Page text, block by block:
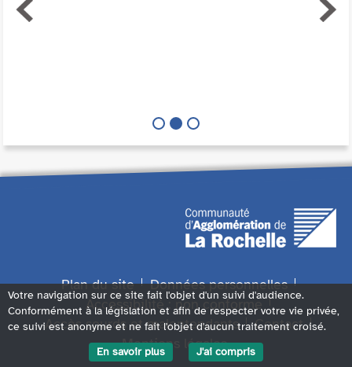
Plan du site
Données personnelles
Accessibilité : non conforme
Accès sourds et malentendants
Contact
Mentions légales
Votre navigation sur ce site fait l'objet d'un suivi d'audience.
Conformément à la législation et afin de respecter votre vie privée,
ce suivi est anonyme et ne fait l'objet d'aucun traitement croisé.
En savoir plus
J'ai compris